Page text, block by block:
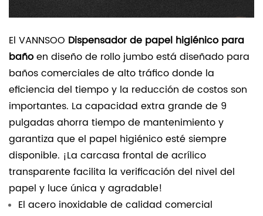
El VANNSOO Dispensador de papel higiénico para
bañoen diseño de rollo jumbo está diseñado para
baños comerciales de alto tráfico donde la
eficiencia del tiempo y la reducción de costos son
importantes. La capacidad extra grande de 9
pulgadas ahorra tiempo de mantenimiento y
garantiza que el papel higiénico esté siempre
disponible. ¡La carcasa frontal de acrílico
transparente facilita la verificación del nivel del
papel y luce única y agradable!
El acero inoxidable de calidad comercial